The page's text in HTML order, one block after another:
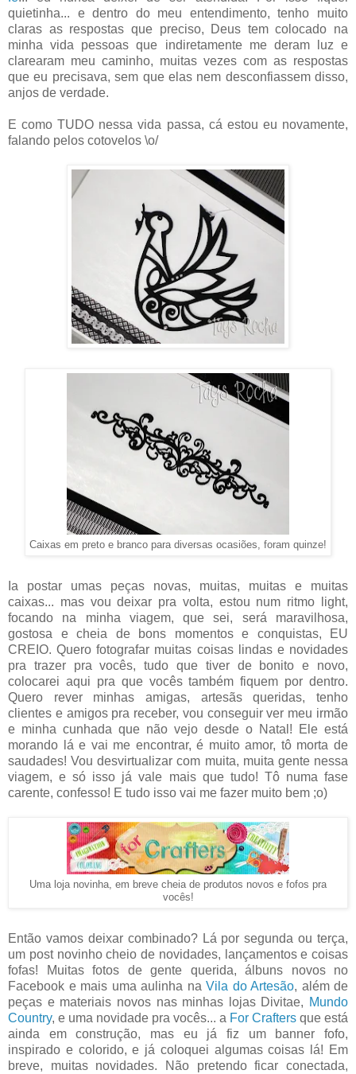
quietinha... e dentro do meu entendimento, tenho muito
claras as respostas que preciso, Deus tem colocado na
minha vida pessoas que indiretamente me deram luz e
clarearam meu caminho, muitas vezes com as respostas
que eu precisava, sem que elas nem desconfiassem disso,
anjos de verdade.
E como TUDO nessa vida passa, cá estou eu novamente,
falando pelos cotovelos \o/
Caixas em preto e branco para diversas ocasiões, foram quinze!
Ia postar umas peças novas, muitas, muitas e muitas
caixas... mas vou deixar pra volta, estou num ritmo light,
focando na minha viagem, que sei, será maravilhosa,
gostosa e cheia de bons momentos e conquistas, EU
CREIO. Quero fotografar muitas coisas lindas e novidades
pra trazer pra vocês, tudo que tiver de bonito e novo,
colocarei aqui pra que vocês também fiquem por dentro.
Quero rever minhas amigas, artesãs queridas, tenho
clientes e amigos pra receber, vou conseguir ver meu irmão
e minha cunhada que não vejo desde o Natal! Ele está
morando lá e vai me encontrar, é muito amor, tô morta de
saudades! Vou desvirtualizar com muita, muita gente nessa
viagem, e só isso já vale mais que tudo! Tô numa fase
carente, confesso! E tudo isso vai me fazer muito bem ;o)
Uma loja novinha, em breve cheia de produtos novos e fofos pra
vocês!
Então vamos deixar combinado? Lá por segunda ou terça,
um post novinho cheio de novidades, lançamentos e coisas
fofas! Muitas fotos de gente querida, álbuns novos no
Facebook e mais uma aulinha na Vila do Artesão, além de
peças e materiais novos nas minhas lojas Divitae, Mundo
Country, e uma novidade pra vocês... a For Crafters que está
ainda em construção, mas eu já fiz um banner fofo,
inspirado e colorido, e já coloquei algumas coisas lá! Em
breve, muitas novidades. Não pretendo ficar conectada,